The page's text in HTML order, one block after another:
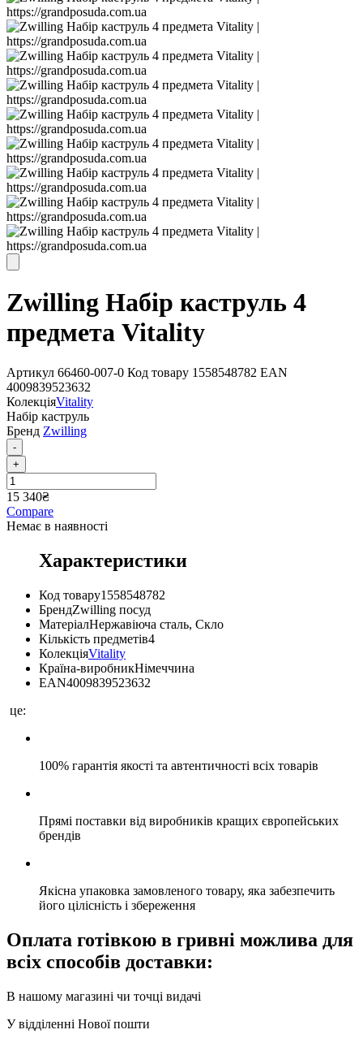
Zwilling Набір каструль 4
предмета Vitality
Артикул 66460-007-0 Код товару 1558548782 EAN
4009839523632
КолекціяVitality
Набір каструль
Бренд Zwilling
-
+
15 340₴
Compare
Немає в наявності
Характеристики
Код товару1558548782
БрендZwilling посуд
МатеріалНержавіюча сталь, Скло
Кількість предметів4
КолекціяVitality
Країна-виробникНімеччина
EAN4009839523632
це:
100% гарантія якості та автентичності всіх товарів
Прямі поставки від виробників кращих європейських
брендів
Якісна упаковка замовленого товару, яка забезпечить
його цілісність і збереження
Оплата готівкою в гривні можлива для
всіх способів доставки:
В нашому магазині чи точці видачі
У відділенні Нової пошти